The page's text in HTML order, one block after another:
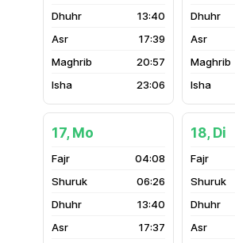
13:40
17:39
20:57
23:06
17, Mo
04:08
06:26
13:40
17:37
18, Di